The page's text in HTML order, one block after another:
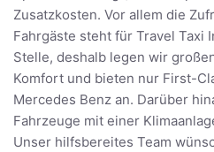
Zusatzkosten. Vor allem die
Fahrgäste steht für Travel Taxi
Stelle, deshalb legen wir
Komfort und bieten nur First-
Mercedes Benz an. Darüber
Fahrzeuge mit einer
Unser hilfsbereites Team